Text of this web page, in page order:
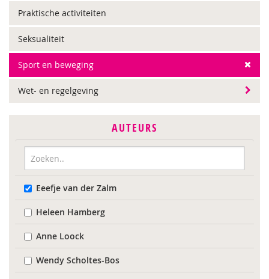
Praktische activiteiten
Seksualiteit
Sport en beweging
Wet- en regelgeving
AUTEURS
Eeefje van der Zalm
Heleen Hamberg
Anne Loock
Wendy Scholtes-Bos